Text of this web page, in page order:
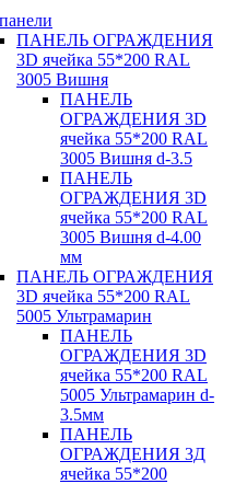
ПАНЕЛЬ ОГРАЖДЕНИЯ
3D ячейка 55*200 RAL
3005 Вишня
ПАНЕЛЬ
ОГРАЖДЕНИЯ 3D
ячейка 55*200 RAL
3005 Вишня d-3.5
ПАНЕЛЬ
ОГРАЖДЕНИЯ 3D
ячейка 55*200 RAL
3005 Вишня d-4.00
мм
ПАНЕЛЬ ОГРАЖДЕНИЯ
3D ячейка 55*200 RAL
5005 Ультрамарин
ПАНЕЛЬ
ОГРАЖДЕНИЯ 3D
ячейка 55*200 RAL
5005 Ультрамарин d-
3.5мм
ПАНЕЛЬ
ОГРАЖДЕНИЯ 3Д
ячейка 55*200